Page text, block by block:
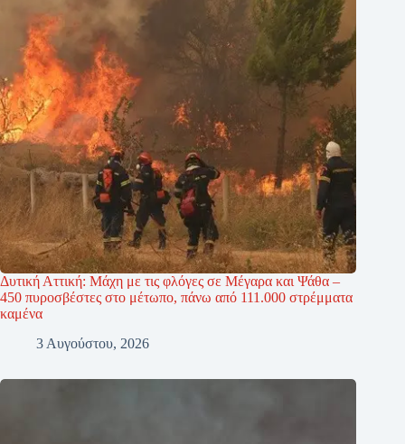
Δυτική Αττική: Μάχη με τις φλόγες σε Μέγαρα και Ψάθα –
450 πυροσβέστες στο μέτωπο, πάνω από 111.000 στρέμματα
καμένα
3 Αυγούστου, 2026